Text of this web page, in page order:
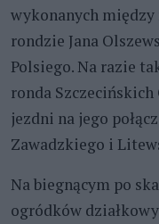
wykonanych
rondzie Jana
Polsiego. Na razie
ronda
jezdni na jego
Zawadzkiego i
Na biegnącym po
ogródków